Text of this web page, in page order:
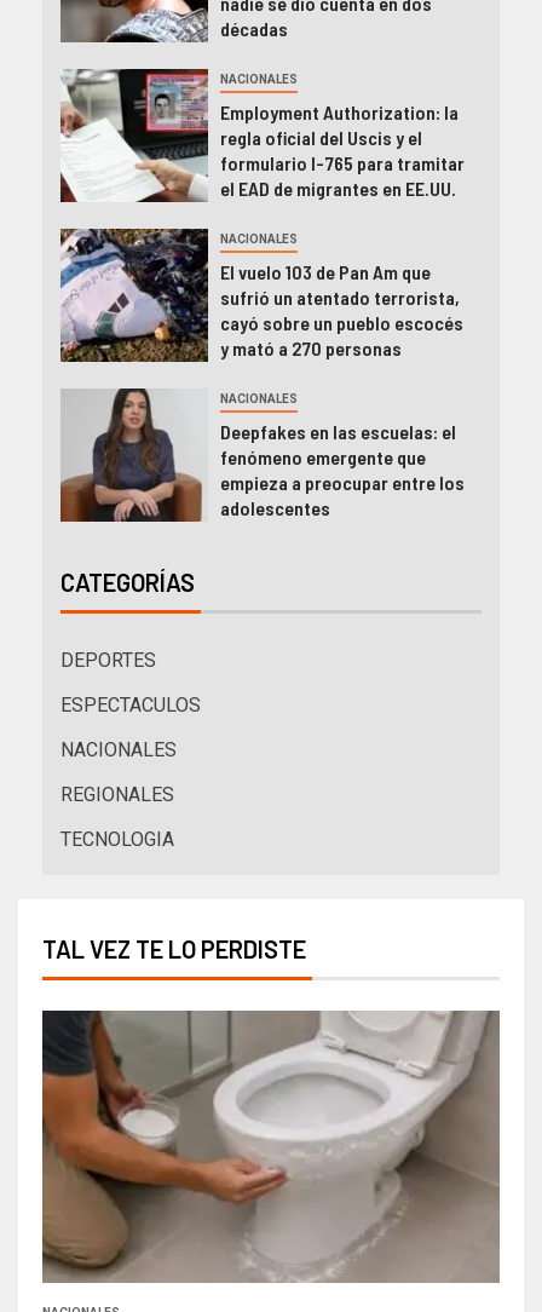
décadas
NACIONALES
Employment Authorization: la
regla oficial del Uscis y el
formulario I-765 para tramitar
el EAD de migrantes en EE.UU.
NACIONALES
El vuelo 103 de Pan Am que
sufrió un atentado terrorista,
cayó sobre un pueblo escocés
y mató a 270 personas
NACIONALES
Deepfakes en las escuelas: el
fenómeno emergente que
empieza a preocupar entre los
adolescentes
CATEGORÍAS
DEPORTES
ESPECTACULOS
NACIONALES
REGIONALES
TECNOLOGIA
TAL VEZ TE LO PERDISTE